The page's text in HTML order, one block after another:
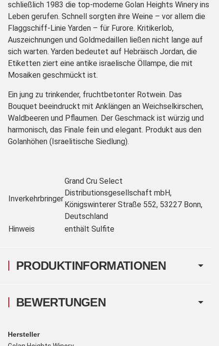
PRODUKTINFORMATIONEN
schließlich 1983 die top-moderne Golan Heights Winery ins
Leben gerufen. Schnell sorgten ihre Weine – vor allem die
Flaggschiff-Linie Yarden – für Furore. Kritikerlob,
Auszeichnungen und Goldmedaillen ließen nicht lange auf
sich warten. Yarden bedeutet auf Hebräisch Jordan, die
Etiketten ziert eine antike israelische Öllampe, die mit
Mosaiken geschmückt ist.
Ein jung zu trinkender, fruchtbetonter Rotwein. Das
Bouquet beeindruckt mit Anklängen an Weichselkirschen,
Waldbeeren und Pflaumen. Der Geschmack ist würzig und
harmonisch, das Finale fein und elegant. Produkt aus den
Golanhöhen (Israelitische Siedlung).
Inverkehrbringer
Grand Cru Select
Distributionsgesellschaft mbH,
Königswinterer Straße 552, 53227 Bonn,
Deutschland
Hinweis
enthält Sulfite
BEWERTUNGEN
Hersteller